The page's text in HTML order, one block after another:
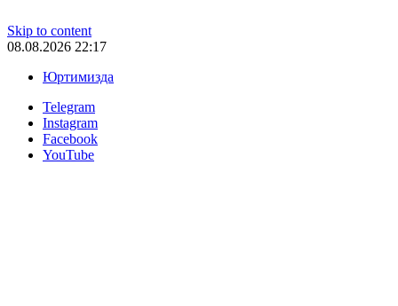
Skip to content
08.08.2026 22:17
Юртимизда
Telegram
Instagram
Facebook
YouTube